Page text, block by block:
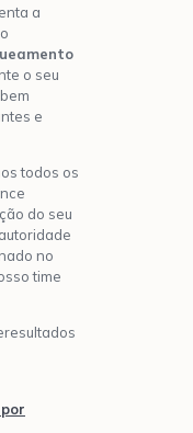
a
o seu
e
todos os
do seu
no
time